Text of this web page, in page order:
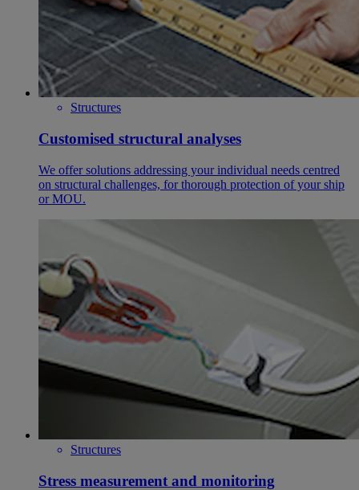
Structures
Customised structural analyses
We offer solutions addressing your individual needs centred
on structural challenges, for thorough protection of your ship
or MOU.
Structures
Stress measurement and monitoring